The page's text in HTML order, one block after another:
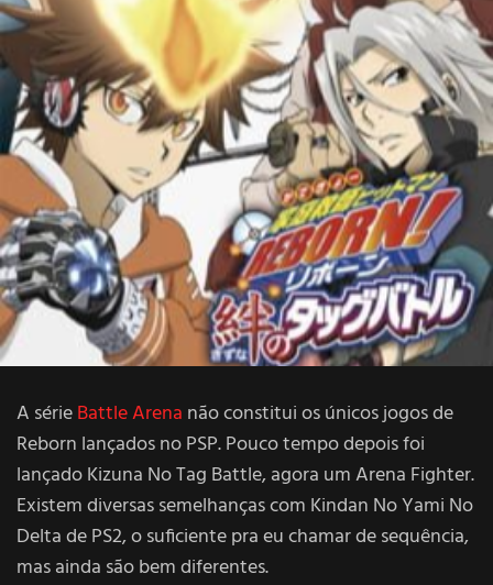
A sérieBattle Arena não constitui os únicos jogos de
Reborn lançados no PSP. Pouco tempo depois foi
lançado Kizuna No Tag Battle, agora um Arena Fighter.
Existem diversas semelhanças com Kindan No Yami No
Delta de PS2, o suficiente pra eu chamar de sequência,
mas ainda são bem diferentes.